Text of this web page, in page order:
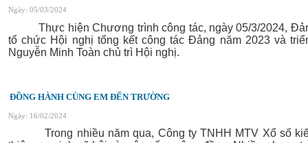
Ngày: 05/03/2024
Thực hiện Chương trình công tác, ngày 05/3/2024,
tổ chức Hội nghị tổng kết công tác Đảng năm 2023 và
Nguyễn Minh Toàn chủ trì Hội nghị.
ĐỒNG HÀNH CÙNG EM ĐẾN TRƯỜNG
Ngày: 16/02/2024
Trong nhiều năm qua, Công ty TNHH MTV Xổ số